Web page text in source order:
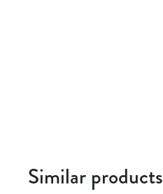
Similar products